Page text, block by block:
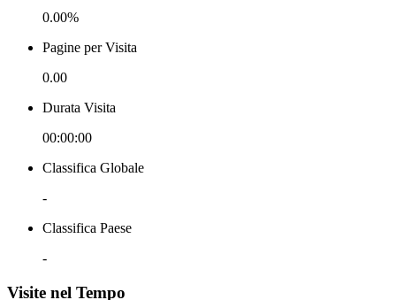
0.00%
Pagine per Visita
0.00
Durata Visita
00:00:00
Classifica Globale
-
Classifica Paese
-
Visite nel Tempo